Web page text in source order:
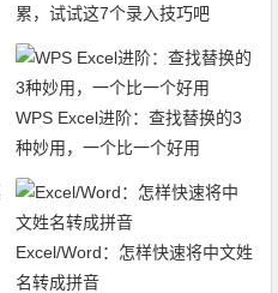
累，试试这7个录入技巧吧
WPS Excel进阶：查找替换的3
种妙用，一个比一个好用
Excel/Word：怎样快速将中文姓
名转成拼音